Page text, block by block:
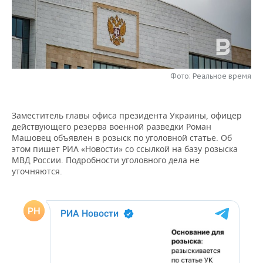
НЕФТЕХИМИЯ
НЕФТЬ
ОПК
РОЗНИЧНАЯ ТОРГОВЛЯ
ТРАНСПОРТ
НОВОСТИ ТЕХНОЛОГИЙ
IT
МЕРОПРИЯТИЯ
НОВОСТИ МЕРОПРИЯТИЙ
ONLINE-КОНФЕРЕНЦИИ
ОТКРЫТАЯ ЛЕКЦИЯ
СПОРТ
ХОККЕЙ
БАСКЕТБОЛ
КИБЕРСПОРТ
ВЛАСТЬ
ИНФРАСТРУКТУРА
КУЛЬТУРА
СЮЖЕТЫ
СПРАВОЧНИК
СПИСОК КОМПАНИЙ
Фото: Реальное время
Заместитель главы офиса президента Украины, офицер
действующего резерва военной разведки Роман
Машовец объявлен в розыск по уголовной статье. Об
этом пишет РИА «Новости» со ссылкой на базу розыска
МВД России. Подробности уголовного дела не
уточняются.